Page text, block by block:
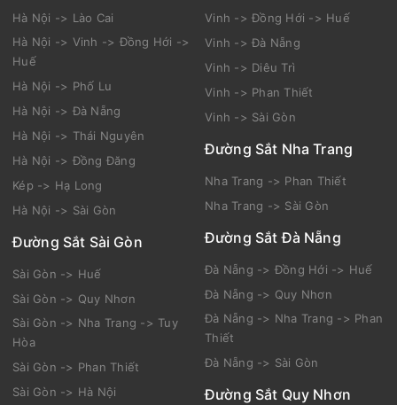
Đường Sắt Hà Nội
Hà Nội -> Hải Phòng
Hà Nội -> Lào Cai
Hà Nội -> Vinh -> Đồng Hới ->
Huế
Hà Nội -> Phố Lu
Hà Nội -> Đà Nẵng
Hà Nội -> Đồng Đăng
Kép -> Hạ Long
Đường Sắt Sài Gòn
Sài Gòn -> Huế
Đường Sắt Vinh
Vinh -> Thanh Hóa
Vinh -> Đồng Hới -> Huế
Vinh -> Diêu Trì
Vinh -> Phan Thiết
Vinh -> Sài Gòn
Đường Sắt Nha Trang
Nha Trang -> Phan Thiết
Nha Trang -> Sài Gòn
Đường Sắt Đà Nẵng
Đà Nẵng -> Đồng Hới -> Huế